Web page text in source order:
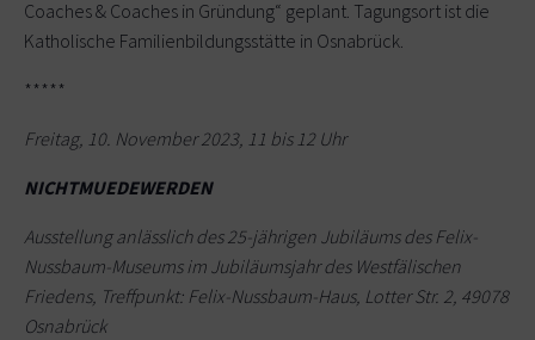
Coaches & Coaches in Gründung“ geplant. Tagungsort ist die
Katholische Familienbildungsstätte in Osnabrück.
*****
Freitag, 10. November 2023, 11 bis 12 Uhr
NICHTMUEDEWERDEN
Ausstellung anlässlich des 25-jährigen Jubiläums des Felix-
Nussbaum-Museums im Jubiläumsjahr des Westfälischen
Friedens, Treffpunkt: Felix-Nussbaum-Haus, Lotter Str. 2, 49078
Osnabrück